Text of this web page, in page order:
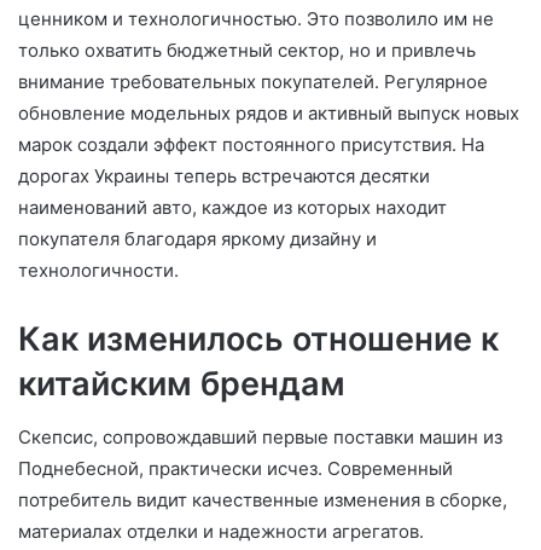
ценником и технологичностью. Это позволило им не
только охватить бюджетный сектор, но и привлечь
внимание требовательных покупателей. Регулярное
обновление модельных рядов и активный выпуск новых
марок создали эффект постоянного присутствия. На
дорогах Украины теперь встречаются десятки
наименований авто, каждое из которых находит
покупателя благодаря яркому дизайну и
технологичности.
Как изменилось отношение к
китайским брендам
Скепсис, сопровождавший первые поставки машин из
Поднебесной, практически исчез. Современный
потребитель видит качественные изменения в сборке,
материалах отделки и надежности агрегатов.